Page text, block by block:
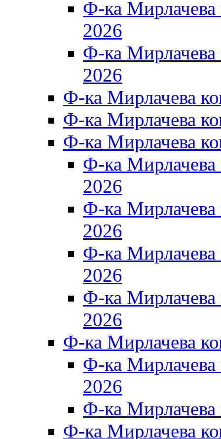
Ф-ка
2026
Ф-ка
2026
Ф-ка Мирлачева
Ф-ка Мирлачева
Ф-ка Мирлачева
Ф-ка
2026
Ф-ка
2026
Ф-ка
2026
Ф-ка
2026
Ф-ка Мирлачева
Ф-ка
2026
Ф-ка
Ф-ка Мирлачева